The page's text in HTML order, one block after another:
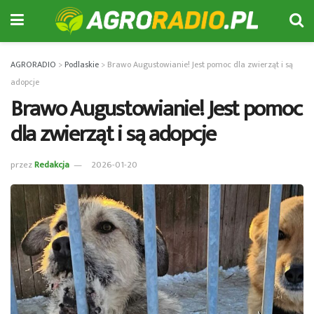
AGRORADIO >Podlaskie > Brawo Augustowianie! Jest pomoc dla zwierząt i są
adopcje
Brawo Augustowianie! Jest pomoc
dla zwierząt i są adopcje
przezRedakcja 2026-01-20